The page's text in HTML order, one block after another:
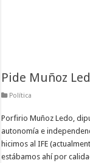
Pide Muñoz
Política
Porfirio Muñoz Ledo,
autonomía e
hicimos al IFE
estábamos ahí por